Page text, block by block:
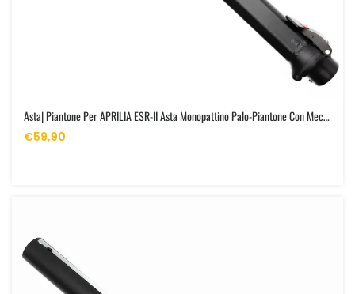
Asta| Piantone Per APRILIA ESR-II Asta Monopattino Palo-Piantone Con Meccanismo Pieghevole Aprilia ESR2 / ESR2 Evo
€59,90